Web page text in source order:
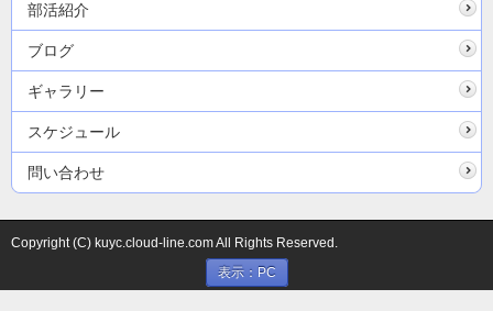
部活紹介
ブログ
ギャラリー
スケジュール
問い合わせ
Copyright (C) kuyc.cloud-line.com All Rights Reserved.
表示：PC